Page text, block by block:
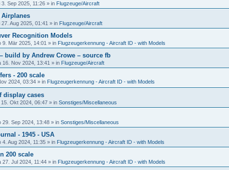
3. Sep 2025, 11:26 » in Flugzeuge/Aircraft
Airplanes
27. Aug 2025, 01:41 » in Flugzeuge/Aircraft
Recognition Models
9. Mär 2025, 14:01 » in Flugzeugerkennung - Aircraft ID - with Models
build by Andrew Crowe – source fb
16. Nov 2024, 13:41 » in Flugzeuge/Aircraft
- 200 scale
2024, 03:34 » in Flugzeugerkennung - Aircraft ID - with Models
display cases
15. Okt 2024, 06:47 » in Sonstiges/Miscellaneous
29. Sep 2024, 13:48 » in Sonstiges/Miscellaneous
- 1945 - USA
4. Aug 2024, 11:35 » in Flugzeugerkennung - Aircraft ID - with Models
200 scale
27. Jul 2024, 11:44 » in Flugzeugerkennung - Aircraft ID - with Models